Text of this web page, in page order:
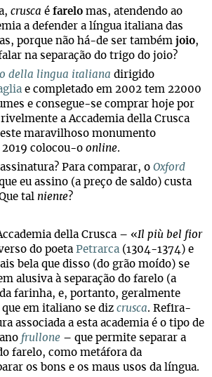
crusca é farelo mas, atendendo ao
a defender a língua italiana das
porque não há-de ser também joio,
na separação do trigo do joio?
della lingua italiana dirigido
e completado em 2002 tem 22000
e consegue-se comprar hoje por
a Accademia della Crusca
maravilhoso monumento
colocou-o online.
Para comparar, o Oxford
eu assino (a preço de saldo) custa
tal niente?
della Crusca – «Il più bel fior
do poeta Petrarca (1304-1374) e
bela que disso (do grão moído) se
alusiva à separação do farelo (a
farinha, e, portanto, geralmente
em italiano se diz crusca. Refira-
associada a esta academia é o tipo de
frullone – que permite separar a
farelo, como metáfora da
os bons e os maus usos da língua.